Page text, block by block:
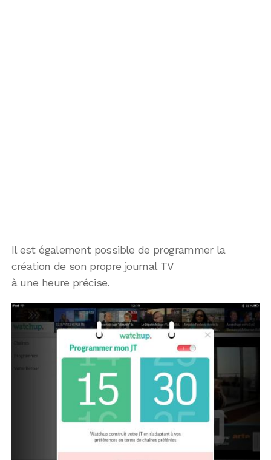
Il est également possible de programmer la
création de son propre journal TV
à une heure précise.